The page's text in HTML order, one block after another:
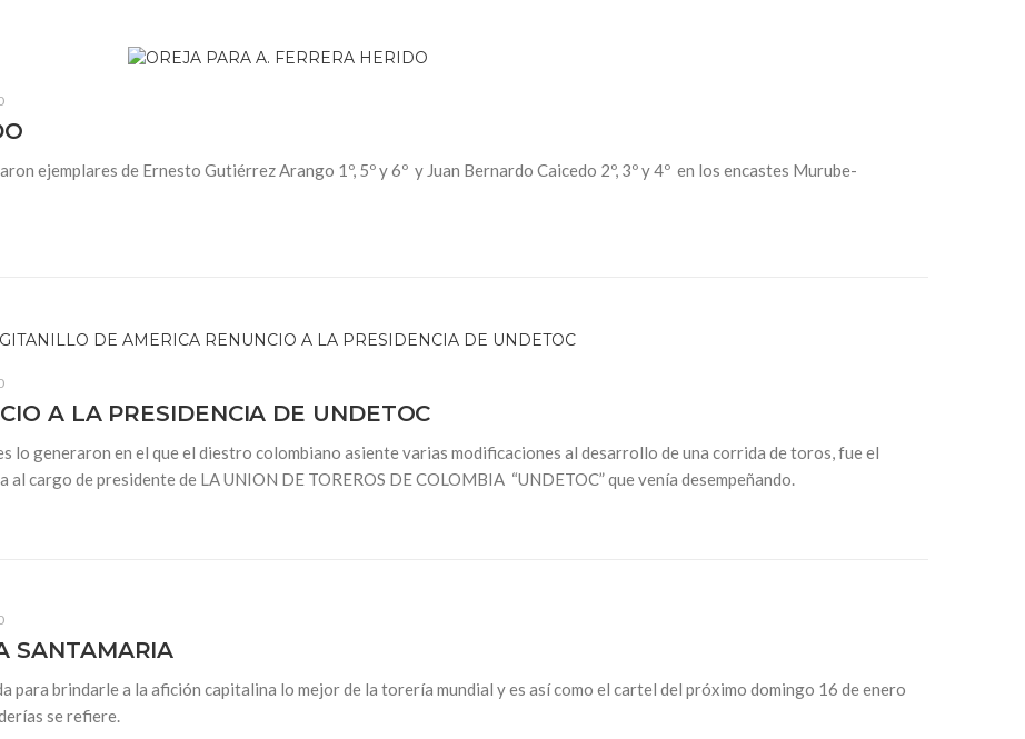
ejemplares de Ernesto Gutiérrez Arango 1º, 5º y 6º y Juan Bernardo Caicedo 2º, 3º y 4º en los encastes Murube-
A LA PRESIDENCIA DE UNDETOC
lo generaron en el que el diestro colombiano asiente varias modificaciones al desarrollo de una corrida de toros, fue el
cargo de presidente de LA UNION DE TOREROS DE COLOMBIA “UNDETOC” que venía desempeñando.
SANTAMARIA
para brindarle a la afición capitalina lo mejor de la torería mundial y es así como el cartel del próximo domingo 16 de enero
se refiere.